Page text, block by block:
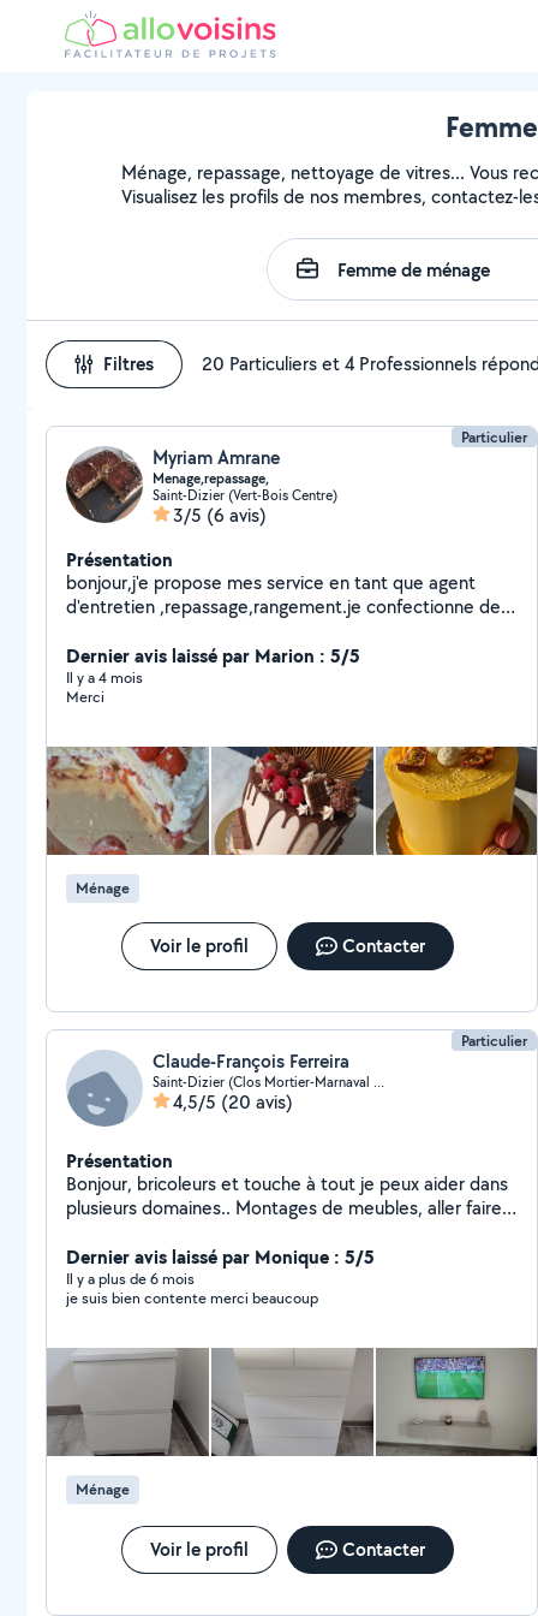
Ménage, repassage, nettoyage de vitres... Vous
Visualisez les profils de nos membres, contactez-
Filtres 20 Particuliers et 4 Professionnels
Particulier
Myriam Amrane
Menage,repassage,
Saint-Dizier (Vert-Bois Centre)
3/5 (6 avis)
Présentation
bonjour,j'e propose mes service en tant que agent
d'entretien ,repassage,rangement.je confectionne des
,mariage
Dernier avis laissé par Marion : 5/5
Il y a 4 mois
Merci
Ménage
Voir le profil Contacter
Particulier
Claude-François Ferreira
Saint-Dizier (Clos Mortier-Marnaval Nord)
4,5/5 (20 avis)
Présentation
Bonjour, bricoleurs et touche à tout je peux aider dans
plusieurs domaines.. Montages de meubles, aller faire
déménagement et bien d'autres donc n'hésitez pas je
réponds assez vite voilà au plaisir de pouvoir vous aidez
cordialement.
Dernier avis laissé par Monique : 5/5
Il y a plus de 6 mois
je suis bien contente merci beaucoup
Ménage
Voir le profil Contacter